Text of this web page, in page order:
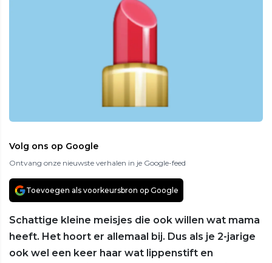
Volg ons op Google
Ontvang onze nieuwste verhalen in je Google-feed
Toevoegen als voorkeursbron op Google
Schattige kleine meisjes die ook willen wat mama
heeft. Het hoort er allemaal bij. Dus als je 2-jarige
ook wel een keer haar wat lippenstift en